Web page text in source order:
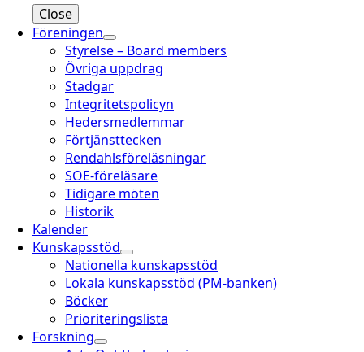
Close
Föreningen
Styrelse – Board members
Övriga uppdrag
Stadgar
Integritetspolicyn
Hedersmedlemmar
Förtjänsttecken
Rendahlsföreläsningar
SOE-föreläsare
Tidigare möten
Historik
Kalender
Kunskapsstöd
Nationella kunskapsstöd
Lokala kunskapsstöd (PM-banken)
Böcker
Prioriteringslista
Forskning